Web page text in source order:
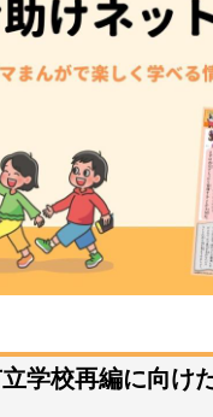
立学校再編に向け